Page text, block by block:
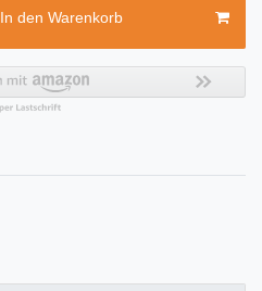
In den Warenkorb